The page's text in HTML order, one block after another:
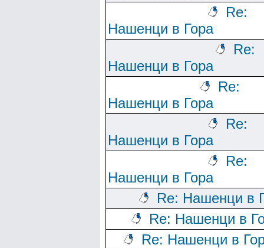
Re:
Нашенци в Гора
Re:
Нашенци в Гора
Re:
Нашенци в Гора
Re:
Нашенци в Гора
Re:
Нашенци в Гора
Re: Нашенци в
Re: Нашенци в
Re: Нашенци в